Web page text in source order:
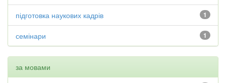
1
підготовка наукових кадрів
1
семінари
за мовами